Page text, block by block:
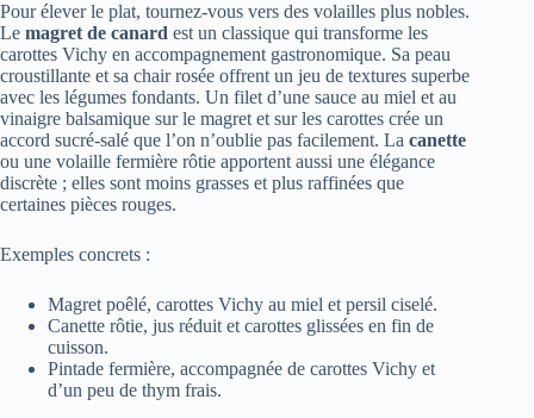
Pour élever le plat, tournez‑vous vers des volailles plus nobles.
Le magret de canard est un classique qui transforme les
carottes Vichy en accompagnement gastronomique. Sa peau
croustillante et sa chair rosée offrent un jeu de textures superbe
avec les légumes fondants. Un filet d’une sauce au miel et au
vinaigre balsamique sur le magret et sur les carottes crée un
accord sucré‑salé que l’on n’oublie pas facilement. La canette
ou une volaille fermière rôtie apportent aussi une élégance
discrète ; elles sont moins grasses et plus raffinées que
certaines pièces rouges.
Exemples concrets :
Magret poêlé, carottes Vichy au miel et persil ciselé.
Canette rôtie, jus réduit et carottes glissées en fin de
cuisson.
Pintade fermière, accompagnée de carottes Vichy et
d’un peu de thym frais.